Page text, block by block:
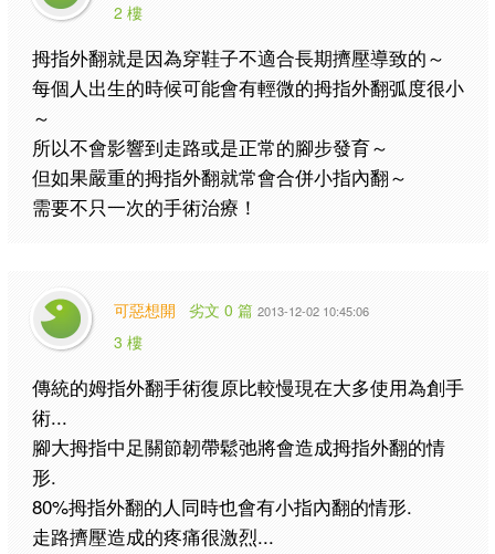
2 樓
拇指外翻就是因為穿鞋子不適合長期擠壓導致的～
每個人出生的時候可能會有輕微的拇指外翻弧度很小
～
所以不會影響到走路或是正常的腳步發育～
但如果嚴重的拇指外翻就常會合併小指內翻～
需要不只一次的手術治療！
可惡想開 劣文 0 篇 2013-12-02 10:45:06
3 樓
傳統的姆指外翻手術復原比較慢現在大多使用為創手
術...
腳大拇指中足關節韌帶鬆弛將會造成拇指外翻的情
形.
80%拇指外翻的人同時也會有小指內翻的情形.
走路擠壓造成的疼痛很激烈...